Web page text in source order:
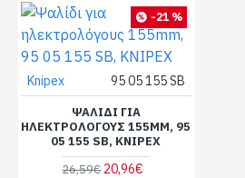
-21 %
Knipex 95 05 155 SB
ΨΑΛΊΔΙ ΓΙΑ
ΗΛΕΚΤΡΟΛΌΓΟΥΣ 155MM, 95
05 155 SB, KNIPEX
26,59€ 20,96€